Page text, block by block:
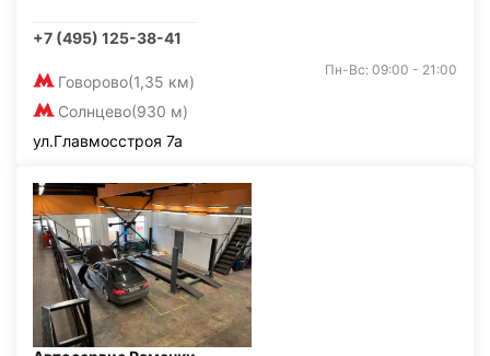
+7 (495) 125-38-41
Говорово(1,35 км)
Солнцево(930 м)
Пн-Вс: 09:00 - 21:00
ул.Главмосстроя 7а